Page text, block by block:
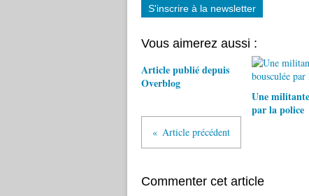
S'inscrire à la newsletter
Vous aimerez aussi :
Article publié depuis
Overblog
Une
par la police
Article précédent
Commenter cet article